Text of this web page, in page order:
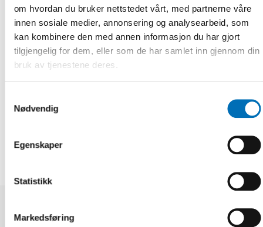
om hvordan du bruker nettstedet vårt, med partnerne våre
innen sosiale medier, annonsering og analysearbeid, som
kan kombinere den med annen informasjon du har gjort
tilgjengelig for dem, eller som de har samlet inn gjennom din
bruk av tjenestene deres.
Nødvendig
Egenskaper
Statistikk
Markedsføring
unga. De besökte stadsbiblioteket Oodi, NUVA ry, The Union
of Local Youth Councils in Finland och fick kunskap kring
Nordens Ungdomsförbund och Ungdomens Nordiska råd
genom generalsekreteraren Lena Höglund.
Fakta
Relaterte nyheter